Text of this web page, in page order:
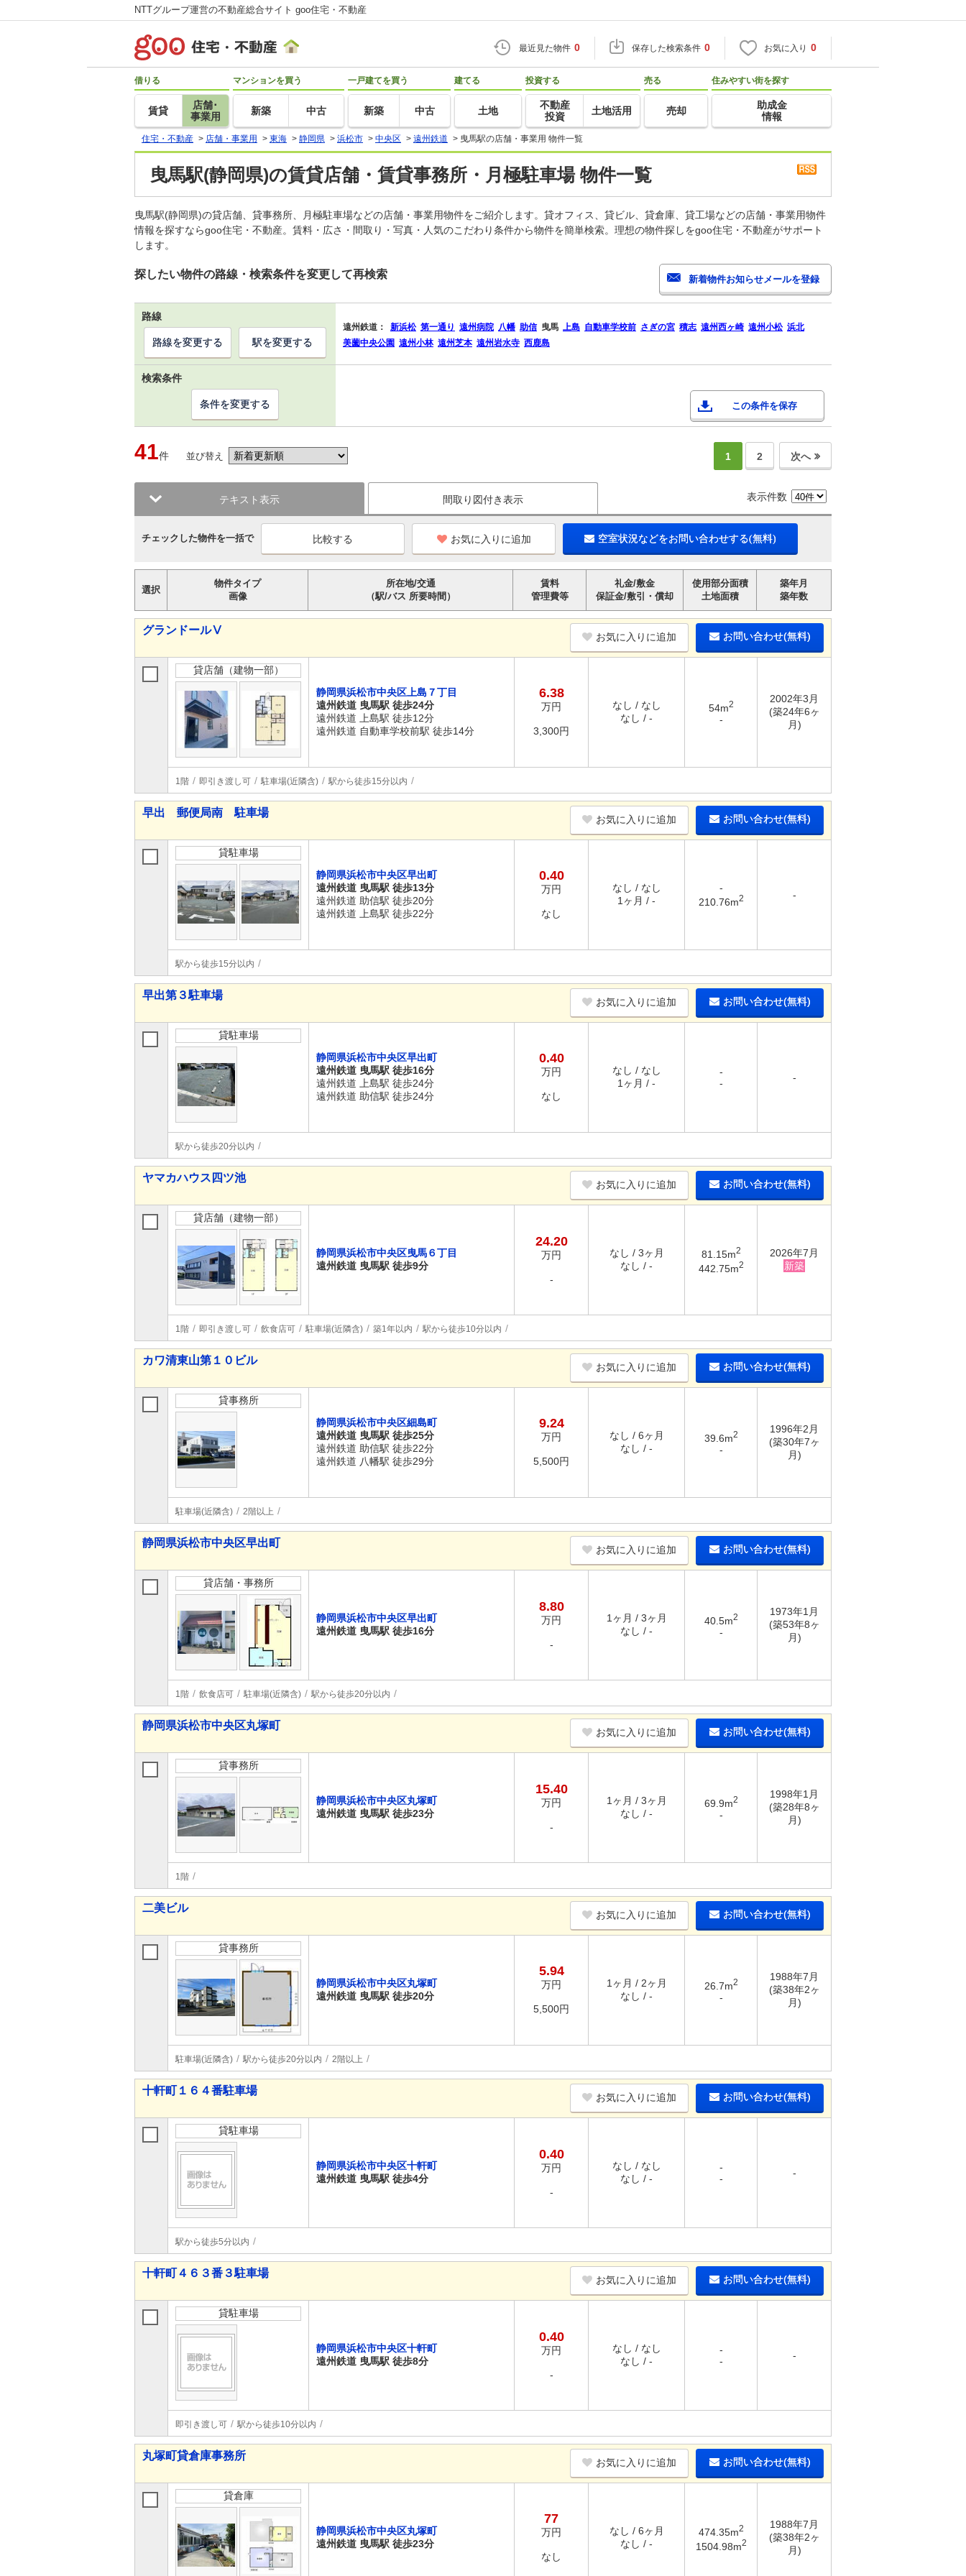
NTTグループ運営の不動産総合サイト goo住宅・不動産
最近見た物件 0 保存した検索条件 0 お気に入り 0
借りる
賃貸
店舗･
事業用
マンションを買う
新築 中古
一戸建てを買う
新築 中古
建てる
土地
投資する
不動産
投資
土地活用
売る
売却
住みやすい街を探す
助成金
情報
住宅・不動産 > 店舗・事業用 > 東海 > 静岡県 > 浜松市 > 中央区 > 遠州鉄道 > 曳馬駅の店舗・事業用 物件一覧
曳馬駅(静岡県)の賃貸店舗・賃貸事務所・月極駐車場 物件一覧
曳馬駅(静岡県)の貸店舗、貸事務所、月極駐車場などの店舗・事業用物件をご紹介します。貸オフィス、貸ビル、貸倉庫、貸工場などの店舗・事業用物件
情報を探すならgoo住宅・不動産。賃料・広さ・間取り・写真・人気のこだわり条件から物件を簡単検索。理想の物件探しをgoo住宅・不動産がサポート
します。
探したい物件の路線・検索条件を変更して再検索
路線
遠州鉄道： 新浜松 第一通り 遠州病院 八幡 助信 曳馬 上島 自動車学校前 さぎの宮 積志 遠州西ヶ崎 遠州小松 浜北
美薗中央公園 遠州小林 遠州芝本 遠州岩水寺 西鹿島
路線を変更する 駅を変更する
検索条件
この条件を保存
条件を変更する
41件 並び替え 1 2 次へ
テキスト表示 間取り図付き表示 表示件数
チェックした物件を一括で お気に入りに追加 空室状況などをお問い合わせする(無料)
選択
物件タイプ
画像
所在地/交通
（駅/バス 所要時間）
賃料
管理費等
礼金/敷金
保証金/敷引・償却
使用部分面積
土地面積
築年月
築年数
グランドールⅤ
お気に入りに追加 お問い合わせ(無料)
貸店舗（建物一部）
静岡県浜松市中央区上島７丁目
遠州鉄道 曳馬駅 徒歩24分
遠州鉄道 上島駅 徒歩12分
遠州鉄道 自動車学校前駅 徒歩14分
6.38
万円
3,300円
なし / なし
なし / -
54m2
-
2002年3月
(築24年6ヶ
月)
1階 即引き渡し可 駐車場(近隣含) 駅から徒歩15分以内
早出 郵便局南 駐車場
お気に入りに追加 お問い合わせ(無料)
貸駐車場
静岡県浜松市中央区早出町
遠州鉄道 曳馬駅 徒歩13分
遠州鉄道 助信駅 徒歩20分
遠州鉄道 上島駅 徒歩22分
0.40
万円
なし
なし / なし
1ヶ月 / -
-
210.76m2 -
駅から徒歩15分以内
早出第３駐車場
お気に入りに追加 お問い合わせ(無料)
貸駐車場
静岡県浜松市中央区早出町
遠州鉄道 曳馬駅 徒歩16分
遠州鉄道 上島駅 徒歩24分
遠州鉄道 助信駅 徒歩24分
0.40
万円
なし
なし / なし
1ヶ月 / -
-
-
-
駅から徒歩20分以内
ヤマカハウス四ツ池
お気に入りに追加 お問い合わせ(無料)
貸店舗（建物一部）
静岡県浜松市中央区曳馬６丁目
遠州鉄道 曳馬駅 徒歩9分
24.20
万円
-
なし / 3ヶ月
なし / -
81.15m2
442.75m2
2026年7月
新築
1階 即引き渡し可 飲食店可 駐車場(近隣含) 築1年以内 駅から徒歩10分以内
カワ清東山第１０ビル
お気に入りに追加 お問い合わせ(無料)
貸事務所
静岡県浜松市中央区細島町
遠州鉄道 曳馬駅 徒歩25分
遠州鉄道 助信駅 徒歩22分
遠州鉄道 八幡駅 徒歩29分
9.24
万円
5,500円
なし / 6ヶ月
なし / -
39.6m2
-
1996年2月
(築30年7ヶ
月)
駐車場(近隣含) 2階以上
静岡県浜松市中央区早出町
お気に入りに追加 お問い合わせ(無料)
貸店舗・事務所
静岡県浜松市中央区早出町
遠州鉄道 曳馬駅 徒歩16分
8.80
万円
-
1ヶ月 / 3ヶ月
なし / -
40.5m2
-
1973年1月
(築53年8ヶ
月)
1階 飲食店可 駐車場(近隣含) 駅から徒歩20分以内
静岡県浜松市中央区丸塚町
お気に入りに追加 お問い合わせ(無料)
貸事務所
静岡県浜松市中央区丸塚町
遠州鉄道 曳馬駅 徒歩23分
15.40
万円
-
1ヶ月 / 3ヶ月
なし / -
69.9m2
-
1998年1月
(築28年8ヶ
月)
1階
二美ビル
お気に入りに追加 お問い合わせ(無料)
貸事務所
静岡県浜松市中央区丸塚町
遠州鉄道 曳馬駅 徒歩20分
5.94
万円
5,500円
1ヶ月 / 2ヶ月
なし / -
26.7m2
-
1988年7月
(築38年2ヶ
月)
駐車場(近隣含) 駅から徒歩20分以内 2階以上
十軒町１６４番駐車場
お気に入りに追加 お問い合わせ(無料)
貸駐車場
静岡県浜松市中央区十軒町
遠州鉄道 曳馬駅 徒歩4分
0.40
万円
-
なし / なし
なし / -
-
-
-
駅から徒歩5分以内
十軒町４６３番３駐車場
お気に入りに追加 お問い合わせ(無料)
貸駐車場
静岡県浜松市中央区十軒町
遠州鉄道 曳馬駅 徒歩8分
0.40
万円
-
なし / なし
なし / -
-
-
-
即引き渡し可 駅から徒歩10分以内
丸塚町貸倉庫事務所
お気に入りに追加 お問い合わせ(無料)
貸倉庫
静岡県浜松市中央区丸塚町
遠州鉄道 曳馬駅 徒歩23分
77
万円
なし
なし / 6ヶ月
なし / -
474.35m2
1504.98m2
1988年7月
(築38年2ヶ
月)